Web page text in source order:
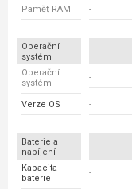
Paměť RAM -
Operační
systém
Operační
systém
-
Verze OS -
Baterie a
nabíjení
Kapacita
baterie
-